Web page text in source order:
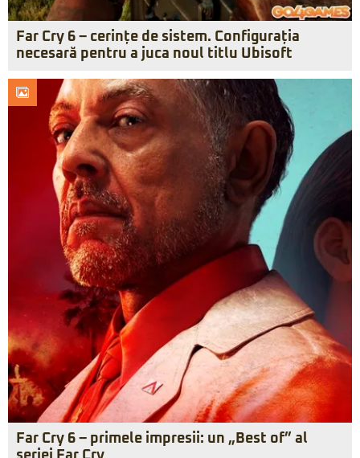
Far Cry 6 – cerințe de sistem. Configurația
necesară pentru a juca noul titlu Ubisoft
Far Cry 6 – primele impresii: un „Best of” al